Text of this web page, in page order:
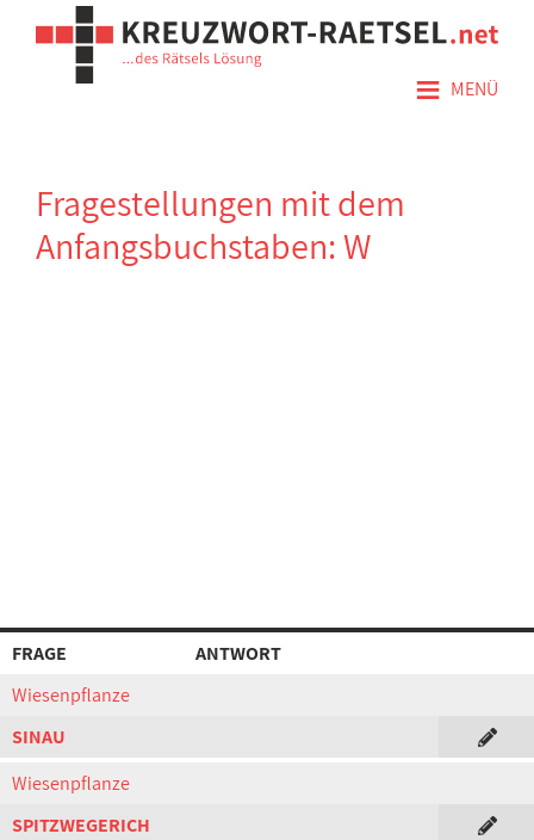
≡ MENÜ
Fragestellungen mit dem
Anfangsbuchstaben: W
FRAGE
ANTWORT
Wiesenpflanze
SINAU
Wiesenpflanze
SPITZWEGERICH